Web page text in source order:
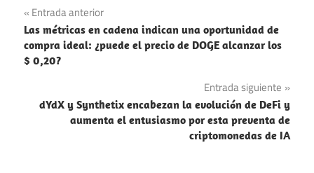
Navegación
de
entradas
Entrada anterior
Las métricas en cadena indican una oportunidad de
compra ideal: ¿puede el precio de DOGE alcanzar los
$ 0,20?
Entrada siguiente
dYdX y Synthetix encabezan la evolución de DeFi y
aumenta el entusiasmo por esta preventa de
criptomonedas de IA